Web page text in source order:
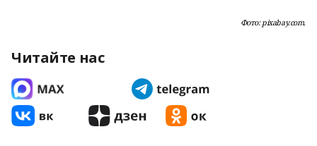
Фото: pixabay.com.
Читайте нас